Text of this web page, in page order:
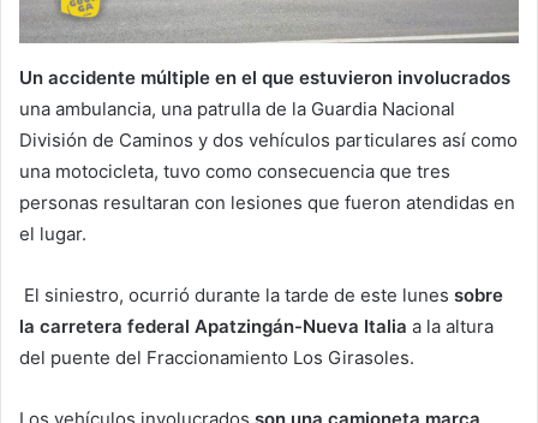
Un accidente múltiple en el que estuvieron involucrados
una ambulancia, una patrulla de la Guardia Nacional
División de Caminos y dos vehículos particulares así como
una motocicleta, tuvo como consecuencia que tres
personas resultaran con lesiones que fueron atendidas en
el lugar.
El siniestro, ocurrió durante la tarde de este lunes sobre
la carretera federal Apatzingán-Nueva Italia a la altura
del puente del Fraccionamiento Los Girasoles.